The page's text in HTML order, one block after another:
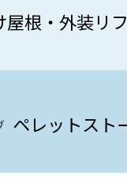
屋根・外装リ
ペレットスト